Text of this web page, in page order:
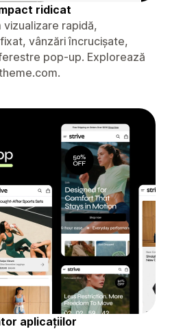
ridicat
rapidă,
vânzări încrucișate,
pop-up. Explorează
aplicațiilor